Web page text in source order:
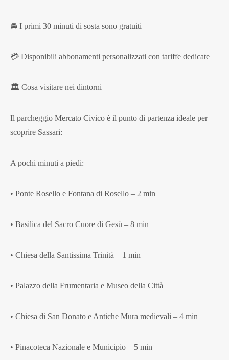
🚘 I primi 30 minuti di sosta sono gratuiti
💳 Disponibili abbonamenti personalizzati con tariffe dedicate
🏛️ Cosa visitare nei dintorni
Il parcheggio Mercato Civico è il punto di partenza ideale per
scoprire Sassari:
A pochi minuti a piedi:
• Ponte Rosello e Fontana di Rosello – 2 min
• Basilica del Sacro Cuore di Gesù – 8 min
• Chiesa della Santissima Trinità – 1 min
• Palazzo della Frumentaria e Museo della Città
• Chiesa di San Donato e Antiche Mura medievali – 4 min
• Pinacoteca Nazionale e Municipio – 5 min